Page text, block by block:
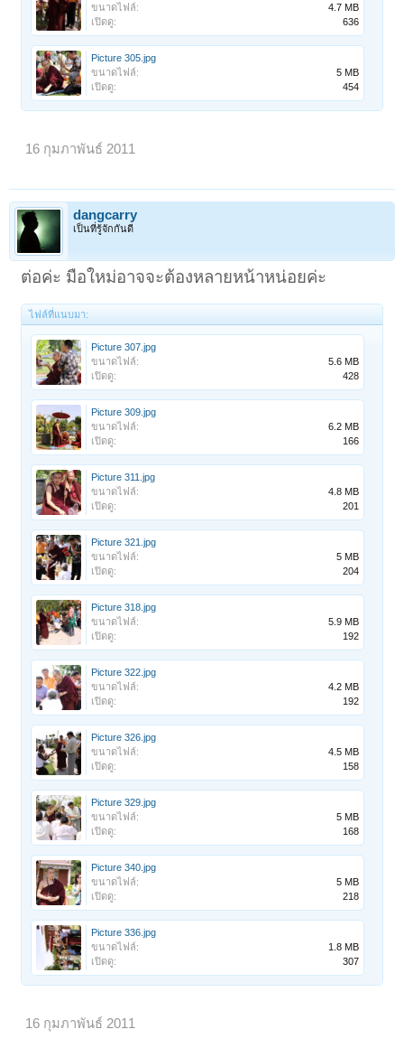
ขนาดไฟล์:
4.7 MB
เปิดดู:
636
Picture 305.jpg
ขนาดไฟล์:
5 MB
เปิดดู:
454
16 กุมภาพันธ์ 2011
dangcarry
เป็นที่รู้จักกันดี
ต่อค่ะ มือใหม่อาจจะต้องหลายหน้าหน่อยค่ะ
ไฟล์ที่แนบมา:
Picture 307.jpg
ขนาดไฟล์:
5.6 MB
เปิดดู:
428
Picture 309.jpg
ขนาดไฟล์:
6.2 MB
เปิดดู:
166
Picture 311.jpg
ขนาดไฟล์:
4.8 MB
เปิดดู:
201
Picture 321.jpg
ขนาดไฟล์:
5 MB
เปิดดู:
204
Picture 318.jpg
ขนาดไฟล์:
5.9 MB
เปิดดู:
192
Picture 322.jpg
ขนาดไฟล์:
4.2 MB
เปิดดู:
192
Picture 326.jpg
ขนาดไฟล์:
4.5 MB
เปิดดู:
158
Picture 329.jpg
ขนาดไฟล์:
5 MB
เปิดดู:
168
Picture 340.jpg
ขนาดไฟล์:
5 MB
เปิดดู:
218
Picture 336.jpg
ขนาดไฟล์:
1.8 MB
เปิดดู:
307
16 กุมภาพันธ์ 2011